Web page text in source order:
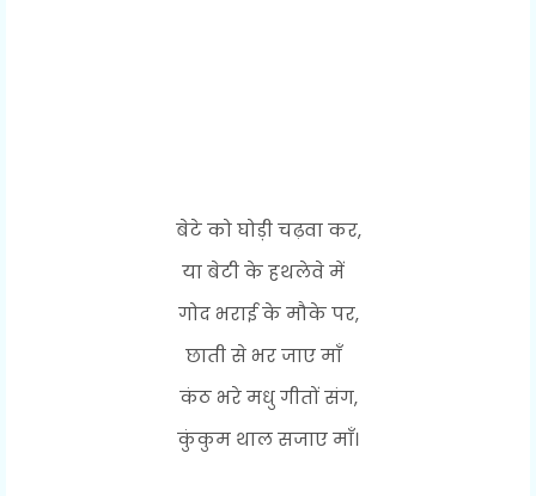
बेटे को घोड़ी चढ़वा कर,
या बेटी के हथलेवे में
गोद भराई के मौके पर,
छाती से भर जाए माँ
कंठ भरे मधु गीतों संग,
कुंकुम थाल सजाए माँ।